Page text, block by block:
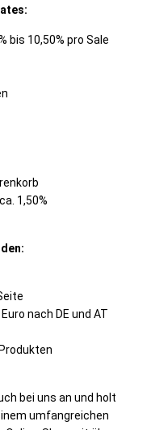
bis 10,50% pro Sale
1,50%
nach DE und AT
bei uns an und holt
umfangreichen